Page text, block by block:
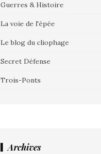
Guerres & Histoire
La voie de l'épée
Le blog du cliophage
Secret Défense
Trois-Ponts
Archives